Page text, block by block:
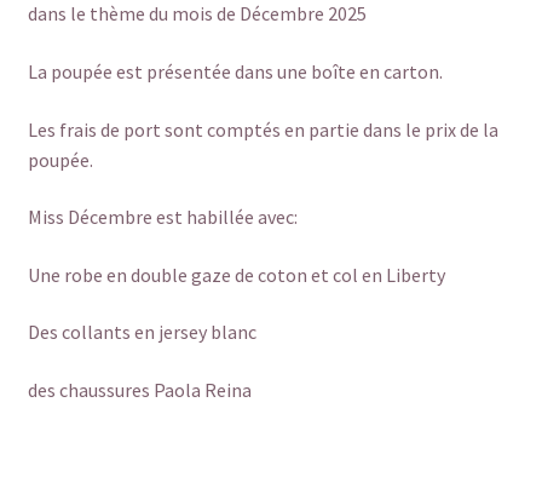
dans le thème du mois de Décembre 2025
La poupée est présentée dans une boîte en carton.
Les frais de port sont comptés en partie dans le prix de la
poupée.
Miss Décembre est habillée avec:
Une robe en double gaze de coton et col en Liberty
Des collants en jersey blanc
des chaussures Paola Reina